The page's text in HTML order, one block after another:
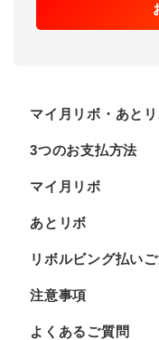
マイ月リボ・あと
3つのお支払方法
マイ月リボ
あとリボ
リボルビング払い
注意事項
よくあるご質問